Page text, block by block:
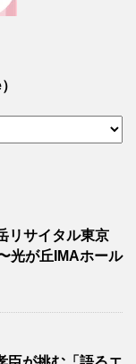
リサイタル東京
光が丘IMAホール